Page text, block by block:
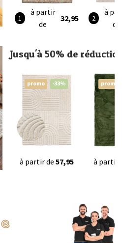
à partir
de
32,95
à
de
Jusqu'à 50% de
promo -33%
à partir de 57,95
promo
à partir